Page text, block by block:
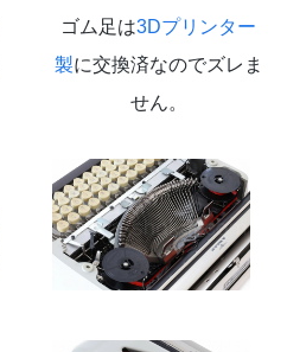
ゴム足は3Dプリンター
製に交換済なのでズレま
せん。